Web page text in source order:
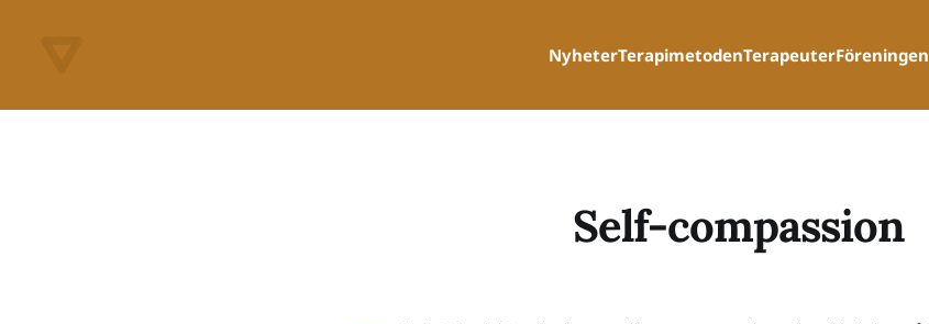
NyheterTerapimetodenTerapeuterFöreningen
Self-compassion